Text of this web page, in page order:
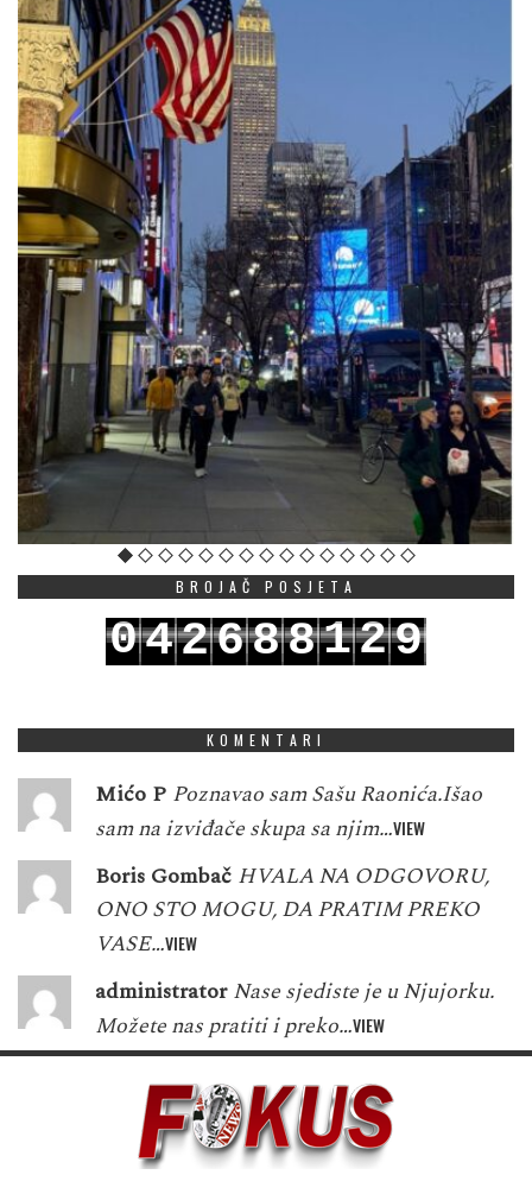
BROJAČ POSJETA
042688129
KOMENTARI
Mićo P Poznavao sam Sašu Raonića.Išao
sam na izviđače skupa sa njim…VIEW
Boris Gombač HVALA NA ODGOVORU,
ONO STO MOGU, DA PRATIM PREKO
VASE…VIEW
administrator Nase sjediste je u Njujorku.
Možete nas pratiti i preko…VIEW